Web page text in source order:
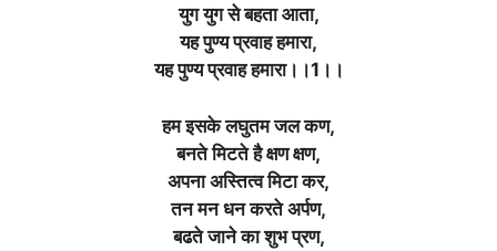
युग युग से बहता आता,
यह पुण्य प्रवाह हमारा,
यह पुण्य प्रवाह हमारा।।1।।
हम इसके लघुतम जल कण,
बनते मिटते है क्षण क्षण,
अपना अस्तित्व मिटा कर,
तन मन धन करते अर्पण,
बढते जाने का शुभ प्रण,